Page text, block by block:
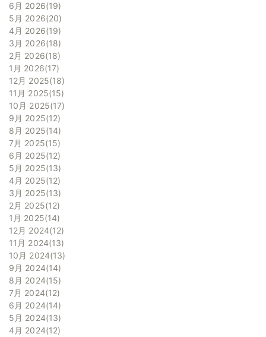
6月 2026 19
5月 2026 20
4月 2026 19
3月 2026 18
2月 2026 18
1月 2026 17
12月 2025 18
11月 2025 15
10月 2025 17
9月 2025 12
8月 2025 14
7月 2025 15
6月 2025 12
5月 2025 13
4月 2025 12
3月 2025 13
2月 2025 12
1月 2025 14
12月 2024 12
11月 2024 13
10月 2024 13
9月 2024 14
8月 2024 15
7月 2024 12
6月 2024 14
5月 2024 13
4月 2024 12